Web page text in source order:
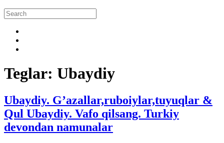
Teglar: Ubaydiy
Ubaydiy. G’azallar,ruboiylar,tuyuqlar &
Qul Ubaydiy. Vafo qilsang. Turkiy
devondan namunalar